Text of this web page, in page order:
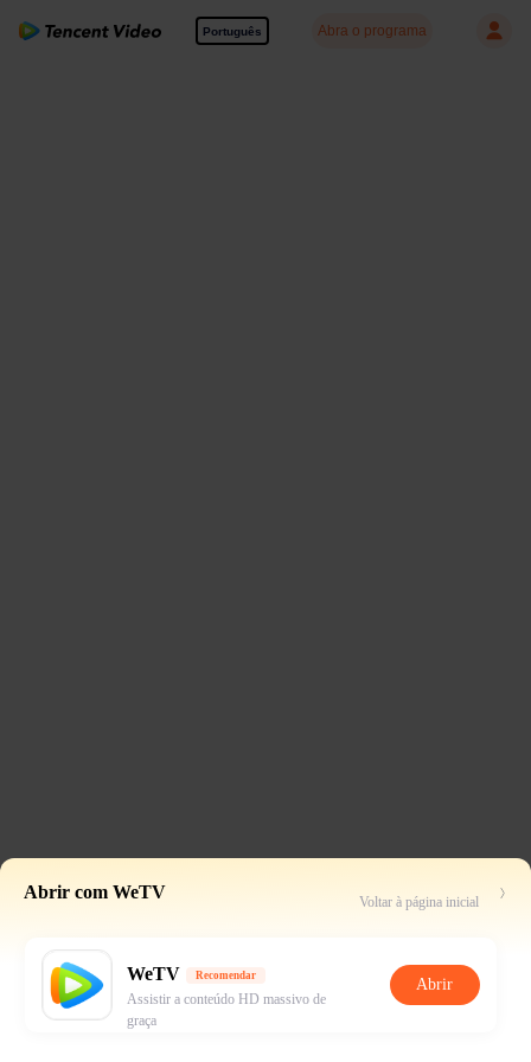
Português Abra o programa
Abrir com WeTV Voltar à página inicial
WeTV Recomendar
Assistir a conteúdo HD massivo de
graça
Abrir